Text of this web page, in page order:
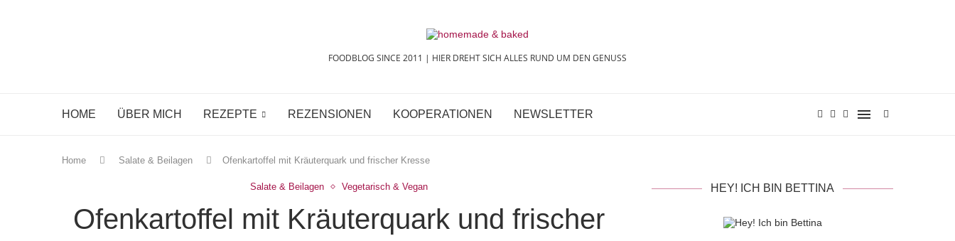
FOODBLOG SINCE 2011 | HIER DREHT SICH ALLES RUND UM DEN GENUSS
HOME ÜBER MICH REZEPTE REZENSIONEN KOOPERATIONEN NEWSLETTER
Home Salate & Beilagen Ofenkartoffel mit Kräuterquark und frischer Kresse
Salate & Beilagen Vegetarisch & Vegan
Ofenkartoffel mit Kräuterquark und frischer
HEY! ICH BIN BETTINA